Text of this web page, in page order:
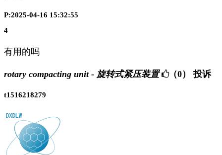
P:2025-04-16 15:32:55
4
有用的吗
rotary compacting unit - 旋转式紧压装置 （0） 投诉
t1516218279